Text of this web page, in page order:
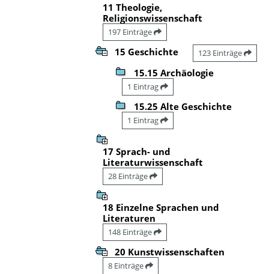
11 Theologie,
Religionswissenschaft
197 Einträge
15 Geschichte 123 Einträge
15.15 Archäologie
1 Eintrag
15.25 Alte Geschichte
1 Eintrag
17 Sprach- und
Literaturwissenschaft
28 Einträge
18 Einzelne Sprachen und
Literaturen
148 Einträge
20 Kunstwissenschaften
8 Einträge